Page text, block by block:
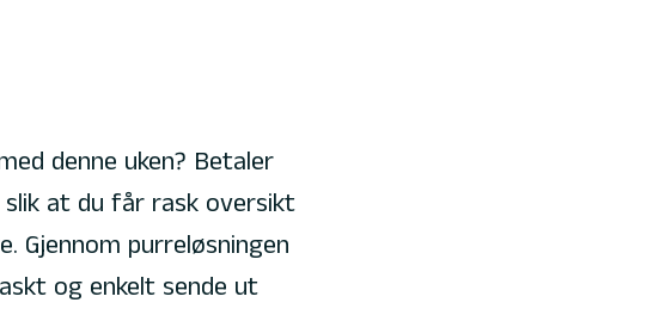
denne uken? Betaler
slik at du får rask oversikt
Gjennom purreløsningen
og enkelt sende ut